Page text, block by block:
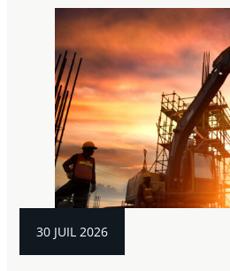
30 JUIL 2026